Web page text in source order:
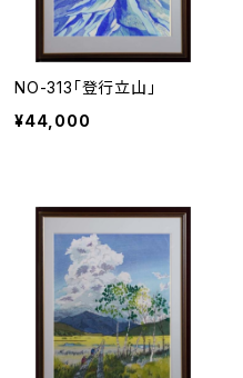
NO-313「登行立山」
¥44,000